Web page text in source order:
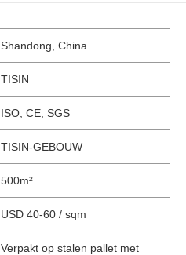
Shandong, China
TISIN
ISO, CE, SGS
TISIN-GEBOUW
500m²
USD 40-60 / sqm
Verpakt op stalen pallet met